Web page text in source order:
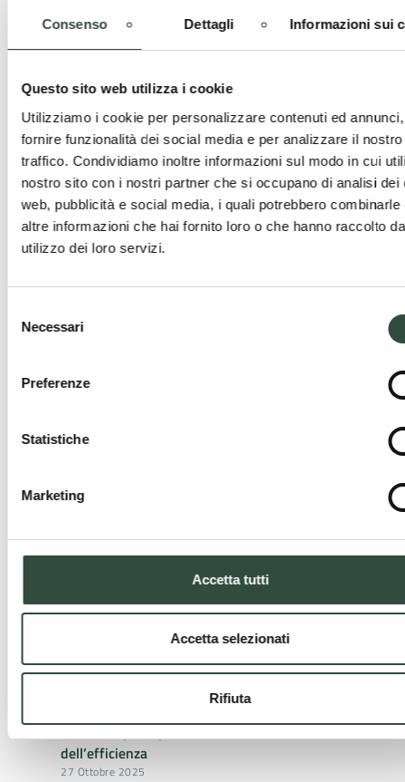
Consenso Dettagli Informazioni sui
Questo sito web utilizza i cookie
Utilizziamo i cookie per personalizzare contenuti ed
fornire funzionalità dei social media e per analizzare il nostro
traffico. Condividiamo inoltre informazioni sul modo in cui
nostro sito con i nostri partner che si occupano di analisi dei
web, pubblicità e social media, i quali potrebbero combinarle
altre informazioni che hai fornito loro o che hanno raccolto
utilizzo dei loro servizi.
delNecessari
Preferenze
Statistiche
Marketing
Accetta tutti
Accetta selezionati
Rifiuta
Cerca
Ultime news
Ordini Professionali e Enti Locali – Pubblicato il
“Quaderno delle buone pratiche” della Provincia di
Pavia
A disposizione degli enti locali della Provincia di Pavia il
accompagnare amministratori, tecnici ...
Procedure di Accreditamento dei SUAP –
Nell’ambito del “Progetto 1000 Esperti”, in stretta
ATTI Incontro e Webinar Ordini Professionali e Enti
Locali – Dal dialogo innovativo alle azioni concrete
Giornata Conclusiva del Ciclo di Incontri: Un Patto Condiviso
per il Territorio, tra Visione, Azione e Coraggio Mercoledì 22
ottobre 2025 ...
ATTI Incontro e Webinar Ordini Professionali e Enti
Locali – Il principio della fiducia ed il valore
dell’efficienza
27 Ottobre 2025